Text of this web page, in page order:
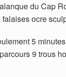
du Cap
ocre
5
9 trous